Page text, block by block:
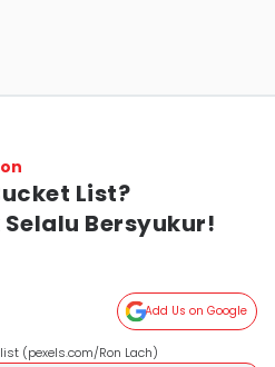
List?
Bersyukur!
Add Us on Google
(pexels.com/Ron Lach)